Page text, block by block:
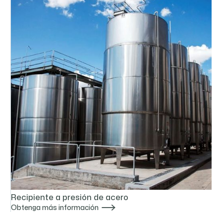
Recipiente a presión de acero
Obtenga más información 